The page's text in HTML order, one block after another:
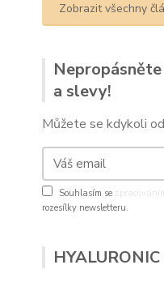
Zobrazit všechny
a slevy!
Můžete se kdykoli
Souhlasím se
rozesílky newsletteru.